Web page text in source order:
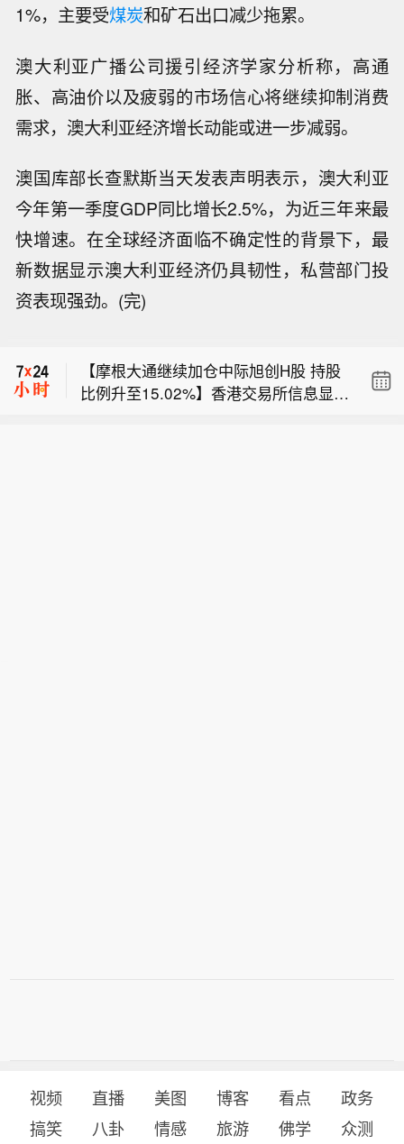
1%，主要受煤炭和矿石出口减少拖累。
澳大利亚广播公司援引经济学家分析称，高通
胀、高油价以及疲弱的市场信心将继续抑制消费
需求，澳大利亚经济增长动能或进一步减弱。
澳国库部长查默斯当天发表声明表示，澳大利亚
今年第一季度GDP同比增长2.5%，为近三年来最
快增速。在全球经济面临不确定性的背景下，最
新数据显示澳大利亚经济仍具韧性，私营部门投
资表现强劲。(完)
特朗普称加息问题“部分取决于沃什”。
告，公司收到河南证监局行政监管措施
决定书，因连续12个月内累计诉讼仲裁
【摩根大通继续加仓中际旭创H股 持股
比例升至15.02%】香港交易所信息显
视频 直播 美图 博客 看点
政务
搞笑
八卦 情感 旅游 佛学 众测